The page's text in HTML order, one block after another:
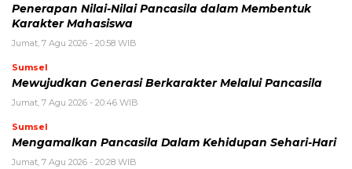
Penerapan Nilai-Nilai Pancasila dalam Membentuk
Karakter Mahasiswa
Jumat, 7 Agu 2026 - 20:58 WIB
Sumsel
Mewujudkan Generasi Berkarakter Melalui Pancasila
Jumat, 7 Agu 2026 - 20:46 WIB
Sumsel
Mengamalkan Pancasila Dalam Kehidupan Sehari-Hari
Jumat, 7 Agu 2026 - 20:28 WIB